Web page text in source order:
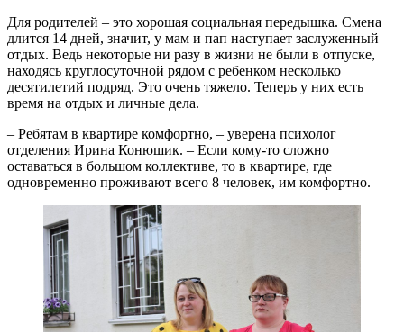
Для родителей – это хорошая социальная передышка. Смена
длится 14 дней, значит, у мам и пап наступает заслуженный
отдых. Ведь некоторые ни разу в жизни не были в отпуске,
находясь круглосуточной рядом с ребенком несколько
десятилетий подряд. Это очень тяжело. Теперь у них есть
время на отдых и личные дела.
– Ребятам в квартире комфортно, – уверена психолог
отделения Ирина Конюшик. – Если кому-то сложно
оставаться в большом коллективе, то в квартире, где
одновременно проживают всего 8 человек, им комфортно.